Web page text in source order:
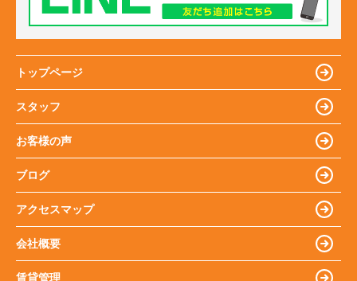
トップページ
スタッフ
お客様の声
ブログ
アクセスマップ
会社概要
賃貸管理